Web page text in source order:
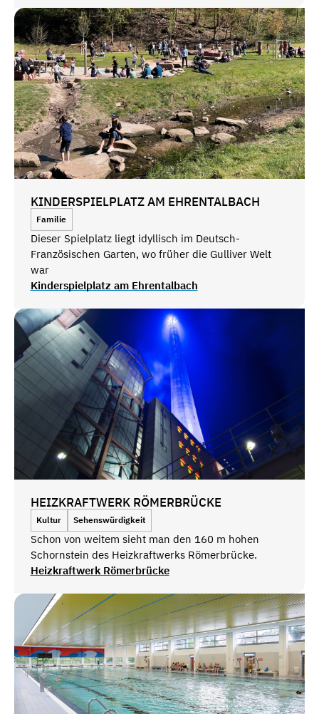
KINDERSPIELPLATZ AM EHRENTALBACH
Familie
Dieser Spielplatz liegt idyllisch im Deutsch-
Französischen Garten, wo früher die Gulliver Welt
war
Kinderspielplatz am Ehrentalbach
HEIZKRAFTWERK RÖMERBRÜCKE
Kultur Sehenswürdigkeit
Schon von weitem sieht man den 160 m hohen
Schornstein des Heizkraftwerks Römerbrücke.
Heizkraftwerk Römerbrücke